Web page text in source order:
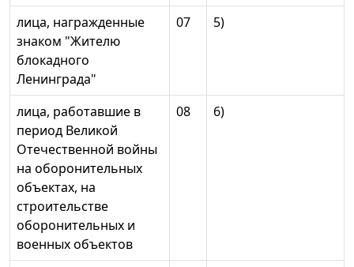
лица, награжденные
знаком "Жителю
блокадного
Ленинграда"
07 5)
лица, работавшие в
период Великой
Отечественной войны
на оборонительных
объектах, на
строительстве
оборонительных и
военных объектов
08 6)